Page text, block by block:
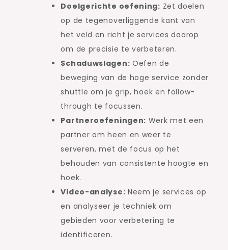
Doelgerichte oefening: Zet doelen
op de tegenoverliggende kant van
het veld en richt je services daarop
om de precisie te verbeteren.
Schaduwslagen: Oefen de
beweging van de hoge service zonder
shuttle om je grip, hoek en follow-
through te focussen.
Partneroefeningen: Werk met een
partner om heen en weer te
serveren, met de focus op het
behouden van consistente hoogte en
hoek.
Video-analyse: Neem je services op
en analyseer je techniek om
gebieden voor verbetering te
identificeren.